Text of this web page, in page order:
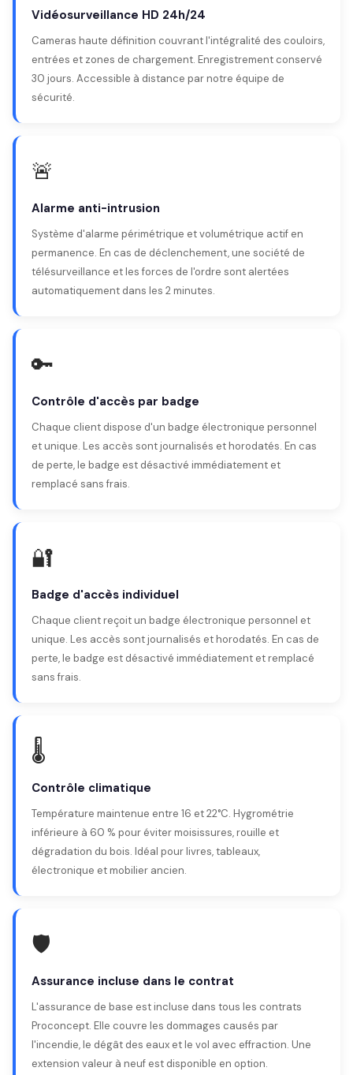
Vidéosurveillance HD 24h/24
Cameras haute définition couvrant l'intégralité des couloirs,
entrées et zones de chargement. Enregistrement conservé
30 jours. Accessible à distance par notre équipe de
sécurité.
🚨
Alarme anti-intrusion
Système d'alarme périmétrique et volumétrique actif en
permanence. En cas de déclenchement, une société de
télésurveillance et les forces de l'ordre sont alertées
automatiquement dans les 2 minutes.
🔑
Contrôle d'accès par badge
Chaque client dispose d'un badge électronique personnel
et unique. Les accès sont journalisés et horodatés. En cas
de perte, le badge est désactivé immédiatement et
remplacé sans frais.
🔐
Badge d'accès individuel
Chaque client reçoit un badge électronique personnel et
unique. Les accès sont journalisés et horodatés. En cas de
perte, le badge est désactivé immédiatement et remplacé
sans frais.
🌡️
Contrôle climatique
Température maintenue entre 16 et 22°C. Hygrométrie
inférieure à 60 % pour éviter moisissures, rouille et
dégradation du bois. Idéal pour livres, tableaux,
électronique et mobilier ancien.
🛡️
Assurance incluse dans le contrat
L'assurance de base est incluse dans tous les contrats
Proconcept. Elle couvre les dommages causés par
l'incendie, le dégât des eaux et le vol avec effraction. Une
extension valeur à neuf est disponible en option.